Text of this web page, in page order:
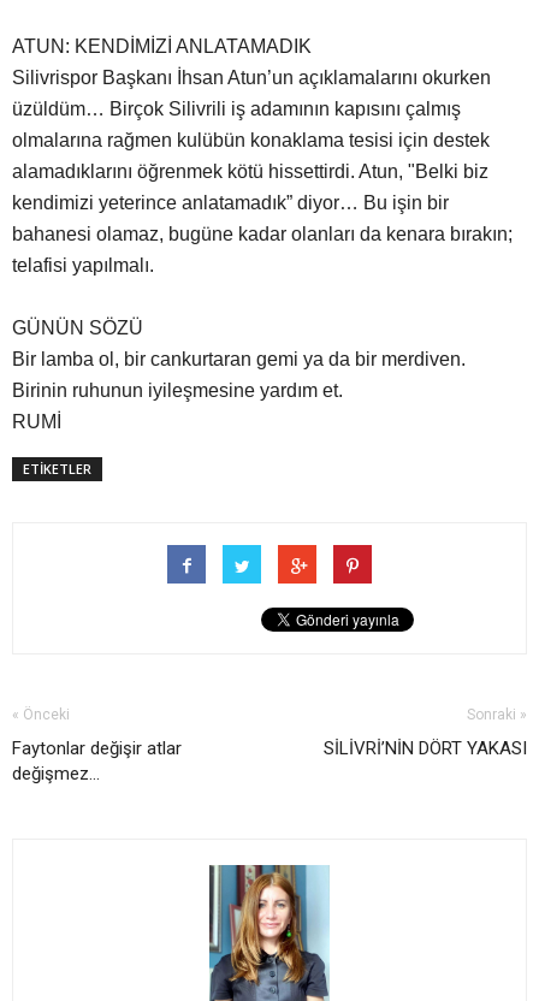
ATUN: KENDİMİZİ ANLATAMADIK
Silivrispor Başkanı İhsan Atun’un açıklamalarını okurken
üzüldüm… Birçok Silivrili iş adamının kapısını çalmış
olmalarına rağmen kulübün konaklama tesisi için destek
alamadıklarını öğrenmek kötü hissettirdi. Atun, "Belki biz
kendimizi yeterince anlatamadık” diyor… Bu işin bir
bahanesi olamaz, bugüne kadar olanları da kenara bırakın;
telafisi yapılmalı.
GÜNÜN SÖZÜ
Bir lamba ol, bir cankurtaran gemi ya da bir merdiven.
Birinin ruhunun iyileşmesine yardım et.
RUMİ
ETİKETLER
« Önceki
Faytonlar değişir atlar
değişmez...
Sonraki »
SİLİVRİ’NİN DÖRT YAKASI